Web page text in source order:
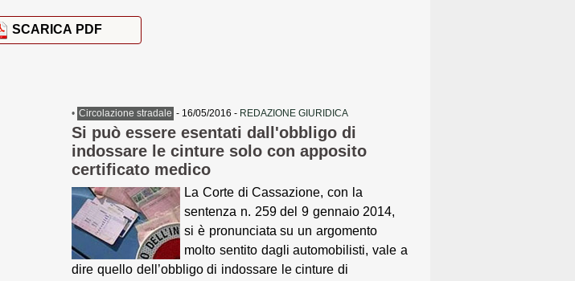
SCARICA PDF
• Circolazione stradale - 16/05/2016 - REDAZIONE GIURIDICA
Si può essere esentati dall'obbligo di
indossare le cinture solo con apposito
certificato medico
La Corte di Cassazione, con la
sentenza n. 259 del 9 gennaio 2014,
si è pronunciata su un argomento
molto sentito dagli automobilisti, vale a
dire quello dell’obbligo di indossare le cinture di